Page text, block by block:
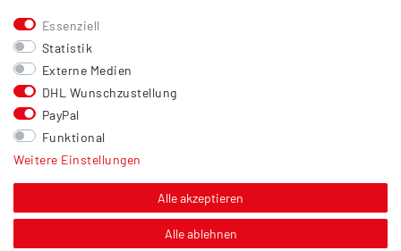
Kontakt
Versand
Zahlung
Vertrag widerrufen
Sonstiges
Hinweis zur Entsorgung von Altbatterien & Altöl
Über uns
Essenziell
Statistik
Externe Medien
DHL Wunschzustellung
PayPal
Funktional
Weitere Einstellungen
Alle akzeptieren
Alle ablehnen